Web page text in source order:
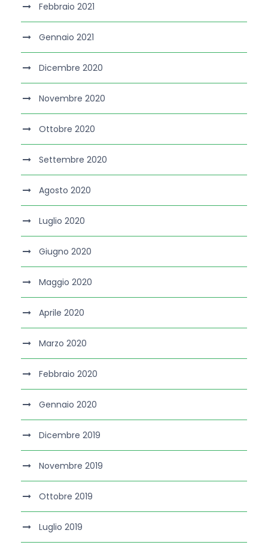
Febbraio 2021
Gennaio 2021
Dicembre 2020
Novembre 2020
Ottobre 2020
Settembre 2020
Agosto 2020
Luglio 2020
Giugno 2020
Maggio 2020
Aprile 2020
Marzo 2020
Febbraio 2020
Gennaio 2020
Dicembre 2019
Novembre 2019
Ottobre 2019
Luglio 2019